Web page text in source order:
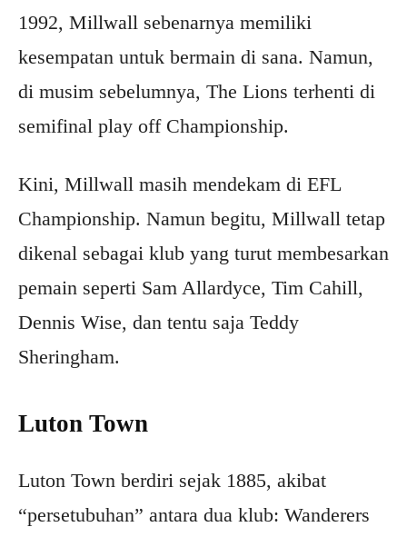
1992, Millwall sebenarnya memiliki
kesempatan untuk bermain di sana. Namun,
di musim sebelumnya, The Lions terhenti di
semifinal play off Championship.
Kini, Millwall masih mendekam di EFL
Championship. Namun begitu, Millwall tetap
dikenal sebagai klub yang turut membesarkan
pemain seperti Sam Allardyce, Tim Cahill,
Dennis Wise, dan tentu saja Teddy
Sheringham.
Luton Town
Luton Town berdiri sejak 1885, akibat
“persetubuhan” antara dua klub: Wanderers